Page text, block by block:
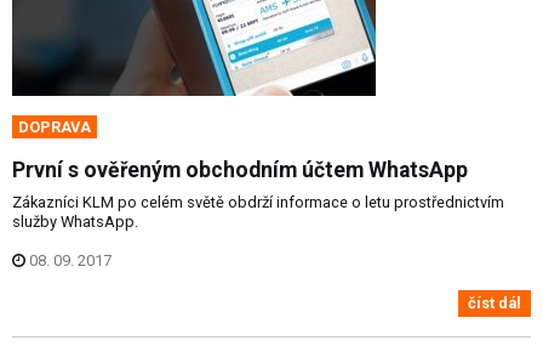
DOPRAVA
První s ověřeným obchodním účtem WhatsApp
Zákazníci KLM po celém světě obdrží informace o letu prostřednictvím
služby WhatsApp.
08. 09. 2017
číst dál